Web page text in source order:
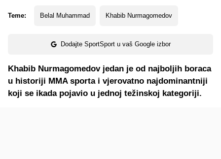
Teme: Belal Muhammad Khabib Nurmagomedov
Dodajte SportSport u vaš Google izbor
Khabib Nurmagomedov jedan je od najboljih boraca
u historiji MMA sporta i vjerovatno najdominantniji
koji se ikada pojavio u jednoj težinskoj kategoriji.